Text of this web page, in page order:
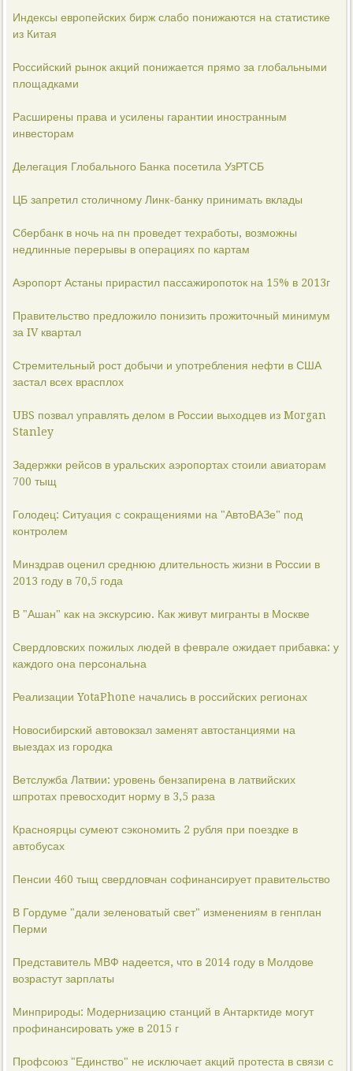
Индексы европейских бирж слабо понижаются на статистике
из Китая
Российский рынок акций понижается прямо за глобальными
площадками
Расширены права и усилены гарантии иностранным
инвесторам
Делегация Глобального Банка посетила УзРТСБ
ЦБ запретил столичному Линк-банку принимать вклады
Сбербанк в ночь на пн проведет техработы, возможны
недлинные перерывы в операциях по картам
Аэропорт Астаны прирастил пассажиропоток на 15% в 2013г
Правительство предложило понизить прожиточный минимум
за IV квартал
Стремительный рост добычи и употребления нефти в США
застал всех врасплох
UBS позвал управлять делом в России выходцев из Morgan
Stanley
Задержки рейсов в уральских аэропортах стоили авиаторам
700 тыщ
Голодец: Ситуация с сокращениями на "АвтоВАЗе" под
контролем
Минздрав оценил среднюю длительность жизни в России в
2013 году в 70,5 года
В "Ашан" как на экскурсию. Как живут мигранты в Москве
Свердловских пожилых людей в феврале ожидает прибавка: у
каждого она персональна
Реализации YotaPhone начались в российских регионах
Новосибирский автовокзал заменят автостанциями на
выездах из городка
Ветслужба Латвии: уровень бензапирена в латвийских
шпротах превосходит норму в 3,5 раза
Красноярцы сумеют сэкономить 2 рубля при поездке в
автобусах
Пенсии 460 тыщ свердловчан софинансирует правительство
В Гордуме "дали зеленоватый свет" изменениям в генплан
Перми
Представитель МВФ надеется, что в 2014 году в Молдове
возрастут зарплаты
Минприроды: Модернизацию станций в Антарктиде могут
профинансировать уже в 2015 г
Профсоюз "Единство" не исключает акций протеста в связи с